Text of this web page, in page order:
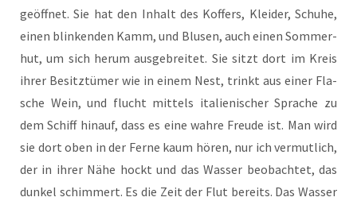
geöff­net. Sie hat den Inhalt des Kof­fers, Klei­der, Schu­he,
einen blin­ken­den Kamm, und Blu­sen, auch einen Som­mer­
hut, um sich her­um aus­ge­brei­tet. Sie sitzt dort im Kreis
ihrer Besitz­tü­mer wie in einem Nest, trinkt aus einer Fla­
sche Wein, und flucht mit­tels ita­lie­ni­scher Spra­che zu
dem Schiff hin­auf, dass es eine wah­re Freu­de ist. Man wird
sie dort oben in der Fer­ne kaum hören, nur ich ver­mut­lich,
der in ihrer Nähe hockt und das Was­ser beob­ach­tet, das
dun­kel schim­mert. Es die Zeit der Flut bereits. Das Was­ser